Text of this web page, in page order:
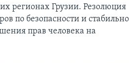
регионах Грузии. Резолюция
по безопасности и
прав человека на